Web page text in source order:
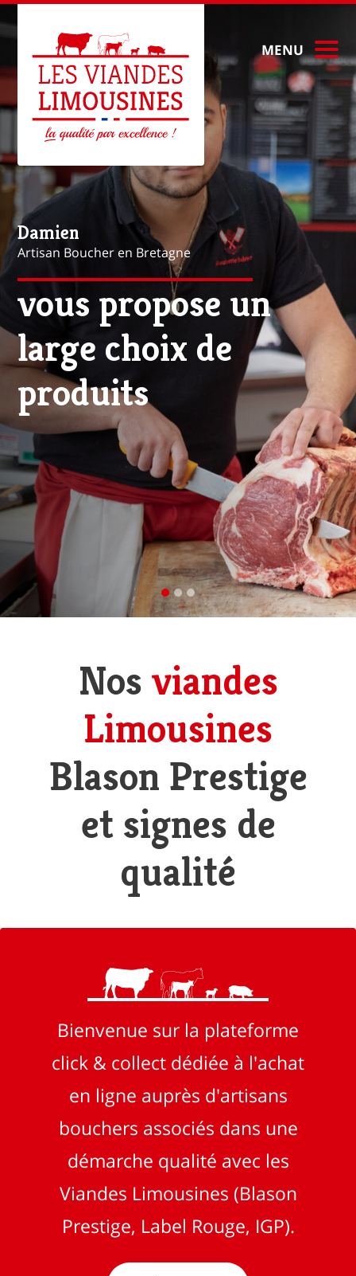
MENU
Mathieu
Artisan Boucher à Paris
vous propose une
viande d'excellence
Nos viandes
Limousines
Blason Prestige
et signes de
qualité
Bienvenue sur la plateforme
click & collect dédiée à l'achat
en ligne auprès d'artisans
bouchers associés dans une
démarche qualité avec les
Viandes Limousines (Blason
Prestige, Label Rouge, IGP).